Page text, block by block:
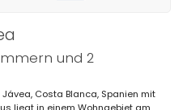
und 2
Costa Blanca, Spanien mit